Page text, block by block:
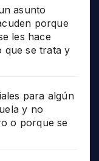
asunto
porque
les hace
que se trata y
para algún
y no
o porque se